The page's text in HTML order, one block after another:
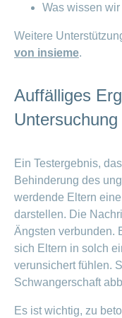
Was wissen
Weitere
von insieme.
Auffälliges
Ein Testergebnis,
Behinderung des
werdende Eltern
darstellen. Die
Ängsten verbunden.
sich Eltern in solch
verunsichert fühlen.
Schwangerschaft
Es ist wichtig, zu